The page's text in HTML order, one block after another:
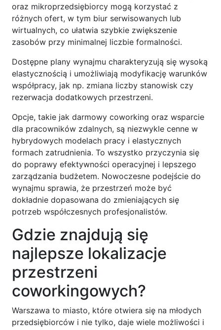
oraz mikroprzedsiębiorcy mogą korzystać z
różnych ofert, w tym biur serwisowanych lub
wirtualnych, co ułatwia szybkie zwiększenie
zasobów przy minimalnej liczbie formalności.
Dostępne plany wynajmu charakteryzują się wysoką
elastycznością i umożliwiają modyfikację warunków
współpracy, jak np. zmiana liczby stanowisk czy
rezerwacja dodatkowych przestrzeni.
Opcje, takie jak darmowy coworking oraz wsparcie
dla pracowników zdalnych, są niezwykle cenne w
hybrydowych modelach pracy i elastycznych
formach zatrudnienia. To wszystko przyczynia się
do poprawy efektywności operacyjnej i lepszego
zarządzania budżetem. Nowoczesne podejście do
wynajmu sprawia, że przestrzeń może być
dokładnie dopasowana do zmieniających się
potrzeb współczesnych profesjonalistów.
Gdzie znajdują się
najlepsze lokalizacje
przestrzeni
coworkingowych?
Warszawa to miasto, które otwiera się na młodych
przedsiębiorców i nie tylko, daje wiele możliwości i